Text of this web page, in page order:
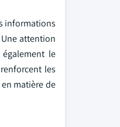
informations
attention
le
les
matière de